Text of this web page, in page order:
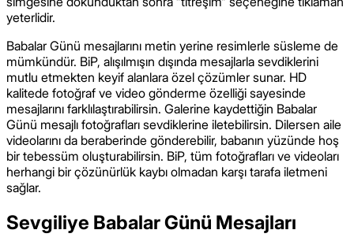
yeterlidir.
Babalar Günü mesajlarını metin yerine resimlerle süsleme de
mümkündür. BiP, alışılmışın dışında mesajlarla sevdiklerini
mutlu etmekten keyif alanlara özel çözümler sunar. HD
kalitede fotoğraf ve video gönderme özelliği sayesinde
mesajlarını farklılaştırabilirsin. Galerine kaydettiğin Babalar
Günü mesajlı fotoğrafları sevdiklerine iletebilirsin. Dilersen aile
videolarını da beraberinde gönderebilir, babanın yüzünde hoş
bir tebessüm oluşturabilirsin. BiP, tüm fotoğrafları ve videoları
herhangi bir çözünürlük kaybı olmadan karşı tarafa iletmeni
sağlar.
Sevgiliye Babalar Günü Mesajları